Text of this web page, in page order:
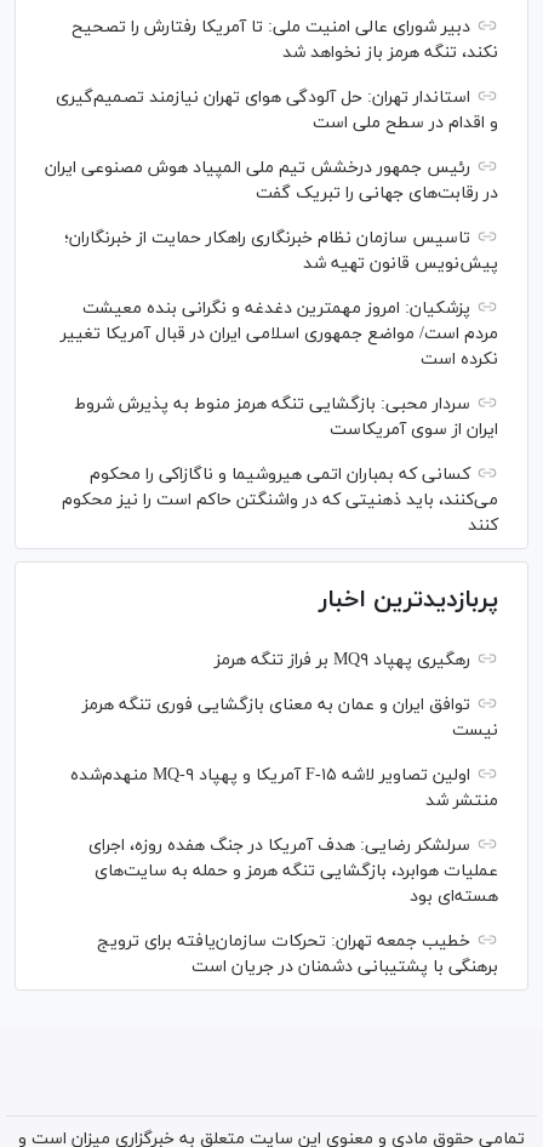
دبیر شورای عالی امنیت ملی: تا آمریکا رفتارش را تصحیح
نکند، تنگه هرمز باز نخواهد شد
استاندار تهران: حل آلودگی هوای تهران نیازمند تصمیم‌گیری
و اقدام در سطح ملی است
رئیس جمهور درخشش تیم ملی المپیاد هوش مصنوعی ایران
در رقابت‌های جهانی را تبریک گفت
تاسیس سازمان نظام خبرنگاری راهکار حمایت از خبرنگاران؛
پیش‌نویس قانون تهیه شد
پزشکیان: امروز مهمترین دغدغه و نگرانی بنده معیشت
مردم است/ مواضع جمهوری اسلامی ایران در قبال آمریکا تغییر
نکرده است
سردار محبی: بازگشایی تنگه هرمز منوط به پذیرش شروط
ایران از سوی آمریکاست
کسانی که بمباران اتمی هیروشیما و ناگازاکی را محکوم
می‌کنند، باید ذهنیتی که در واشنگتن حاکم است را نیز محکوم
کنند
پربازدیدترین اخبار
رهگیری پهپاد MQ۹ بر فراز تنگه هرمز
توافق ایران و عمان به معنای بازگشایی فوری تنگه هرمز
نیست
اولین تصاویر لاشه F-۱۵ آمریکا و پهپاد MQ-۹ منهدم‌شده
منتشر شد
سرلشکر رضایی: هدف آمریکا در جنگ هفده روزه، اجرای
عملیات هوابرد، بازگشایی تنگه هرمز و حمله به سایت‌های
هسته‌ای بود
خطیب جمعه تهران: تحرکات سازمان‌یافته برای ترویج
برهنگی با پشتیبانی دشمنان در جریان است
تمامی حقوق مادی و معنوی این سایت متعلق به خبرگزاری میزان است و